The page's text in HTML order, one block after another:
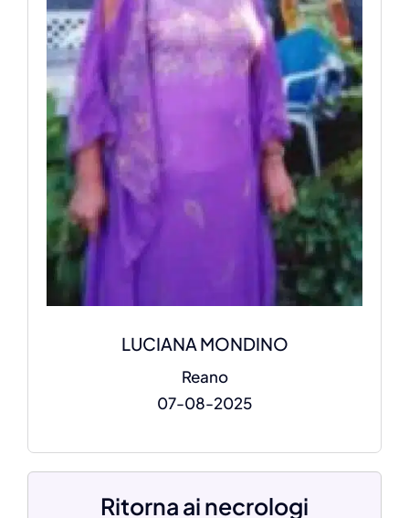
LUCIANA MONDINO
Reano
07-08-2025
Ritorna ai necrologi